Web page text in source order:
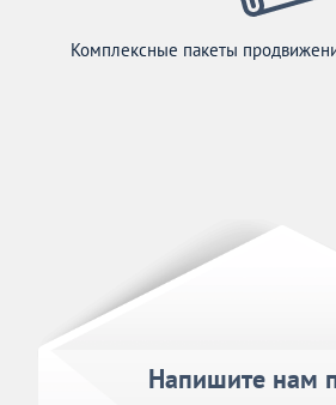
Комплексные пакеты
Напишите нам